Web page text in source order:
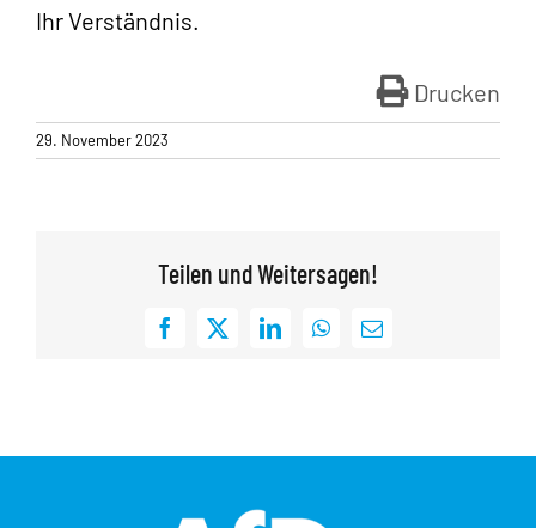
Ihr Verständnis.
Drucken
29. November 2023
Teilen und Weitersagen!
Facebook
X LinkedInWhatsApp
E-